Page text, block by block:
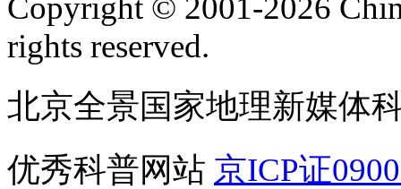
Copyright © 2001-2026
rights reserved.
北京全景国家地理新媒体
优秀科普网站 京ICP证